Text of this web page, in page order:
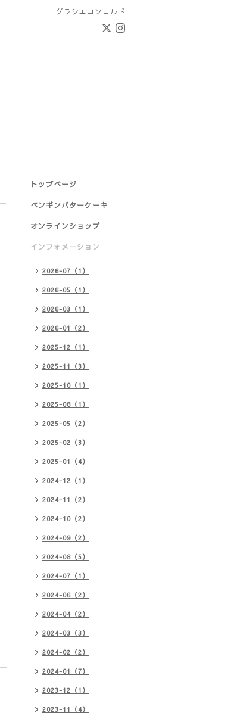
グラシエコンコルド
トップページ
ペンギンバターケーキ
オンラインショップ
インフォメーション
2026-07（1）
2026-05（1）
2026-03（1）
2026-01（2）
2025-12（1）
2025-11（3）
2025-10（1）
2025-08（1）
2025-05（2）
2025-02（3）
2025-01（4）
2024-12（1）
2024-11（2）
2024-10（2）
2024-09（2）
2024-08（5）
2024-07（1）
2024-06（2）
2024-04（2）
2024-03（3）
2024-02（2）
2024-01（7）
2023-12（1）
2023-11（4）